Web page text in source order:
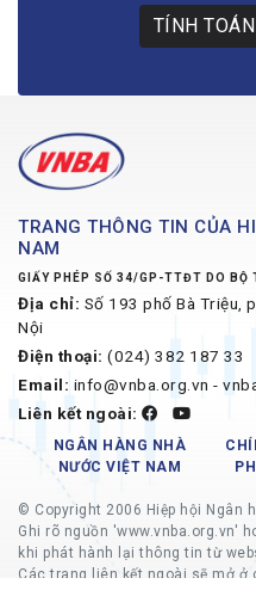
TÍNH
TRANG THÔNG TIN CỦA
NAM
GIẤY PHÉP SỐ 34/GP-TTĐT DO BỘ
Địa chỉ: Số 193 phố Bà Triệu,
Nội
Điện thoại: (024) 382 187 33
Email: info@vnba.org.vn -
Liên kết ngoài:
NGÂN HÀNG NHÀ
NƯỚC VIỆT NAM
© Copyright 2006 Hiệp hội Ngân
Ghi rõ nguồn 'www.vnba.org.vn'
khi phát hành lại thông tin từ
Các trang liên kết ngoài sẽ mở ở